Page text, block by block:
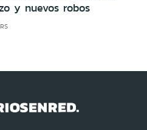
y nuevos robos